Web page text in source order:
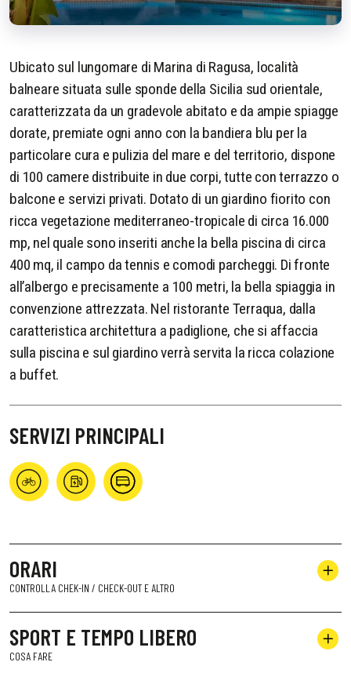
Ubicato sul lungomare di Marina di Ragusa, località
balneare situata sulle sponde della Sicilia sud orientale,
caratterizzata da un gradevole abitato e da ampie spiagge
dorate, premiate ogni anno con la bandiera blu per la
particolare cura e pulizia del mare e del territorio, dispone
di 100 camere distribuite in due corpi, tutte con terrazzo o
balcone e servizi privati. Dotato di un giardino fiorito con
ricca vegetazione mediterraneo-tropicale di circa 16.000
mp, nel quale sono inseriti anche la bella piscina di circa
400 mq, il campo da tennis e comodi parcheggi. Di fronte
all’albergo e precisamente a 100 metri, la bella spiaggia in
convenzione attrezzata. Nel ristorante Terraqua, dalla
caratteristica architettura a padiglione, che si affaccia
sulla piscina e sul giardino verrà servita la ricca colazione
a buffet.
SERVIZI PRINCIPALI
ORARI
CONTROLLA CHEK-IN / CHECK-OUT E ALTRO
SPORT E TEMPO LIBERO
COSA FARE